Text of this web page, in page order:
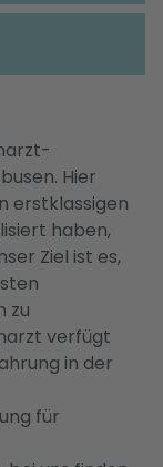
Hier
erstklassigen
haben,
Ziel ist es,
zu
verfügt
in der
für